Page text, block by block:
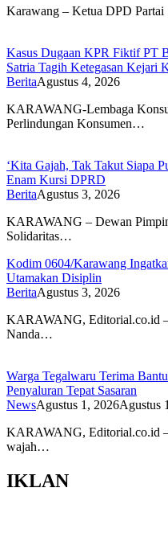
Karawang – Ketua DPD
Kasus Dugaan KPR Fiktif
Satria Tagih Ketegasan Kejari
BeritaAgustus 4, 2026
KARAWANG-Lembaga
Perlindungan Konsumen…
‘Kita Gajah, Tak Takut Siapa
Enam Kursi DPRD
BeritaAgustus 3, 2026
KARAWANG – Dewan
Solidaritas…
Kodim 0604/Karawang
Utamakan Disiplin
BeritaAgustus 3, 2026
KARAWANG, Editorial.co.id
Nanda…
Warga Tegalwaru Terima
Penyaluran Tepat Sasaran
NewsAgustus 1, 2026Agustus
KARAWANG, Editorial.co.id –
wajah…
IKLAN